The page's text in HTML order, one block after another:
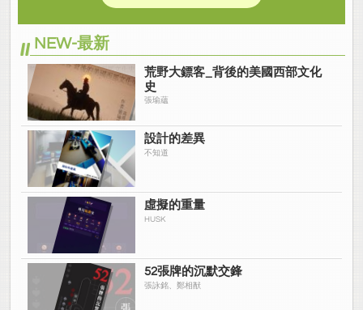
NEW-最新
荒野大鏢客_背後的美國西部文化
史
張瑜蘊
設計的差異
不知道
虛擬的重量
HUSK
52張牌的沉默交鋒
張詠銘、鄭相猷